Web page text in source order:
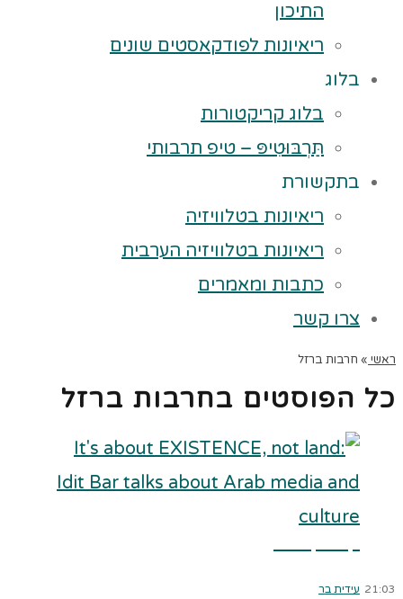
התיכון
ריאיונות לפודקאסטים שונים
בלוג
בלוג קריקטורות
תַּרְבּוּטִיפּ – טיפ תרבותי
בתקשורת
ריאיונות בטלוויזיה
ריאיונות בטלוויזיה הערבית
כתבות ומאמרים
צרו קשר
ראשי » חרבות ברזל
כל הפוסטים בחרבות ברזל
21:03 עידית בר